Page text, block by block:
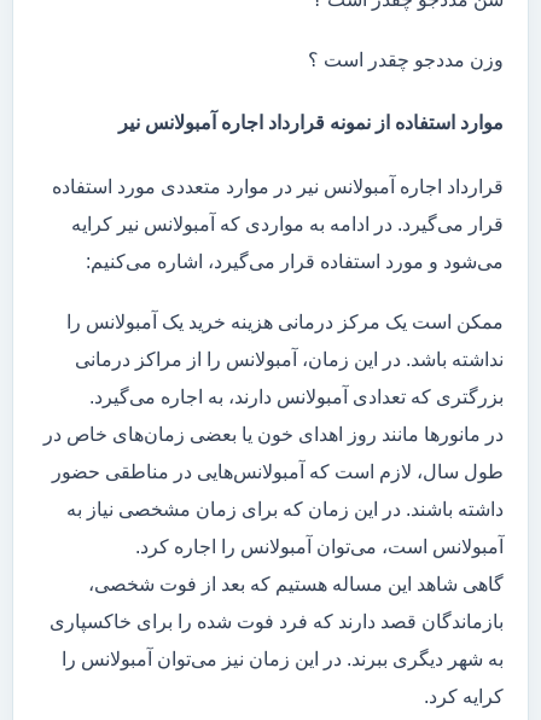
وزن مددجو چقدر است ؟
موارد استفاده از نمونه قرارداد اجاره آمبولانس نیر
قرارداد اجاره آمبولانس نیر در موارد متعددی مورد استفاده
قرار می‌گیرد. در ادامه به مواردی که آمبولانس نیر کرایه
می‌شود و مورد استفاده قرار می‌گیرد، اشاره می‌کنیم:
ممکن است یک مرکز درمانی هزینه خرید یک آمبولانس را
نداشته باشد. در این زمان، آمبولانس را از مراکز درمانی
بزرگتری که تعدادی آمبولانس دارند، به اجاره می‌گیرد.
در مانور‌ها مانند روز اهدای خون یا بعضی زمان‌های خاص در
طول سال، لازم است که آمبولانس‌هایی در مناطقی حضور
داشته باشند. در این زمان که برای زمان مشخصی نیاز به
آمبولانس است، می‌توان آمبولانس را اجاره کرد.
گاهی شاهد این مساله هستیم که بعد از فوت شخصی،
بازماندگان قصد دارند که فرد فوت شده را برای خاکسپاری
به شهر دیگری ببرند. در این زمان نیز می‌توان آمبولانس را
کرایه کرد.